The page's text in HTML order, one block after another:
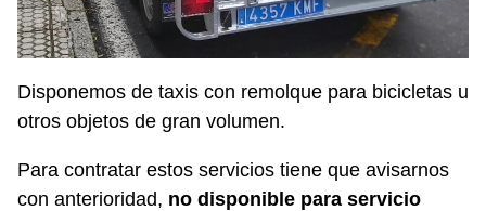
Disponemos de taxis con remolque para bicicletas u
otros objetos de gran volumen.
Para contratar estos servicios tiene que avisarnos
con anterioridad, no disponible para servicio